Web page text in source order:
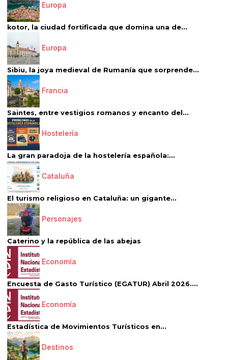
Europa
kotor, la ciudad fortificada que domina una de...
Europa
Sibiu, la joya medieval de Rumanía que sorprende...
Francia
Saintes, entre vestigios romanos y encanto del...
Hostelería
La gran paradoja de la hostelería española:...
Cataluña
El turismo religioso en Cataluña: un gigante...
Personajes
Caterino y la república de las abejas
Economía
Encuesta de Gasto Turístico (EGATUR) Abril 2026....
Economía
Estadística de Movimientos Turísticos en...
Destinos